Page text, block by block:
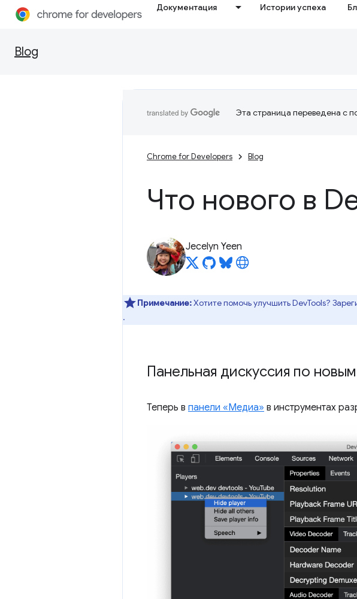
Документация Истории успеха
Blog
Эта страница переведена с
Chrome for Developers Blog
Что нового в
Jecelyn Yeen
Примечание:Хотите помочь улучшить DevTools?
.
Панельная дискуссия по
Теперь в панели «Медиа» в инструментах